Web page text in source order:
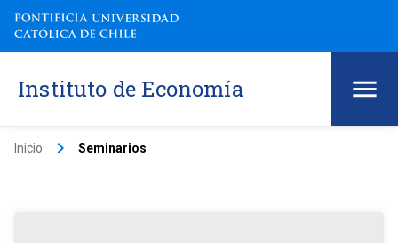
Instituto de Economía
Inicio keyboard_arrow_right Seminarios